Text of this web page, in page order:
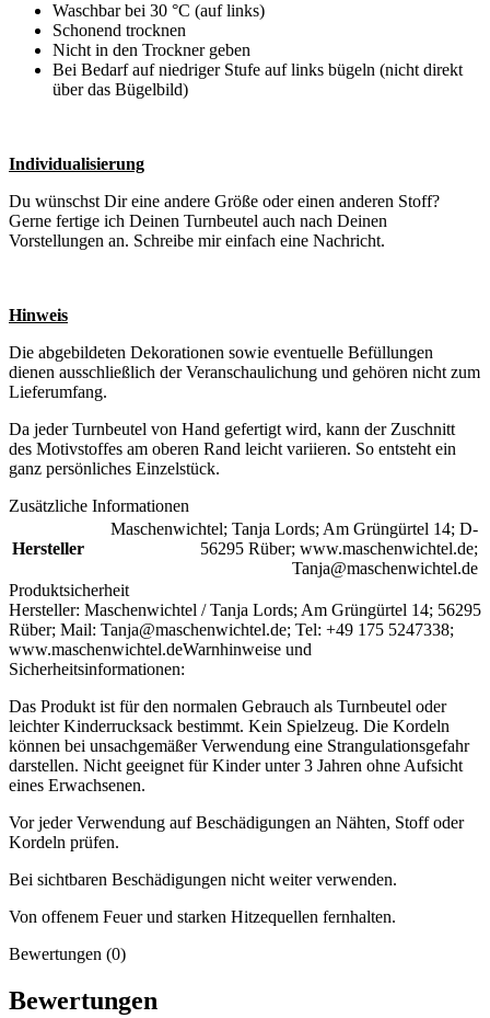
Waschbar bei 30 °C (auf links)
Schonend trocknen
Nicht in den Trockner geben
Bei Bedarf auf niedriger Stufe auf links bügeln (nicht direkt
über das Bügelbild)
Individualisierung
Du wünschst Dir eine andere Größe oder einen anderen Stoff?
Gerne fertige ich Deinen Turnbeutel auch nach Deinen
Vorstellungen an. Schreibe mir einfach eine Nachricht.
Hinweis
Die abgebildeten Dekorationen sowie eventuelle Befüllungen
dienen ausschließlich der Veranschaulichung und gehören nicht zum
Lieferumfang.
Da jeder Turnbeutel von Hand gefertigt wird, kann der Zuschnitt
des Motivstoffes am oberen Rand leicht variieren. So entsteht ein
ganz persönliches Einzelstück.
Zusätzliche Informationen
Hersteller
Maschenwichtel; Tanja Lords; Am Grüngürtel 14; D-
56295 Rüber; www.maschenwichtel.de;
Tanja@maschenwichtel.de
Produktsicherheit
Hersteller: Maschenwichtel / Tanja Lords; Am Grüngürtel 14; 56295
Rüber; Mail: Tanja@maschenwichtel.de; Tel: +49 175 5247338;
www.maschenwichtel.deWarnhinweise und
Sicherheitsinformationen:
Das Produkt ist für den normalen Gebrauch als Turnbeutel oder
leichter Kinderrucksack bestimmt. Kein Spielzeug. Die Kordeln
können bei unsachgemäßer Verwendung eine Strangulationsgefahr
darstellen. Nicht geeignet für Kinder unter 3 Jahren ohne Aufsicht
eines Erwachsenen.
Vor jeder Verwendung auf Beschädigungen an Nähten, Stoff oder
Kordeln prüfen.
Bei sichtbaren Beschädigungen nicht weiter verwenden.
Von offenem Feuer und starken Hitzequellen fernhalten.
Bewertungen (0)
Bewertungen